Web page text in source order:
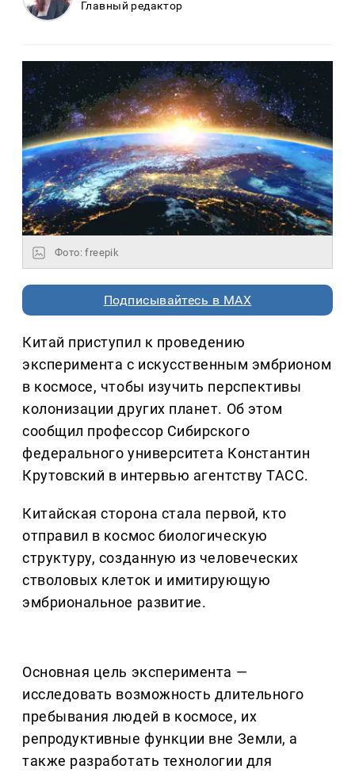
Главный редактор
Фото: freepik
Подписывайтесь в MAX
Китай приступил к проведению
эксперимента с искусственным эмбрионом
в космосе, чтобы изучить перспективы
колонизации других планет. Об этом
сообщил профессор Сибирского
федерального университета Константин
Крутовский в интервью агентству ТАСС.
Китайская сторона стала первой, кто
отправил в космос биологическую
структуру, созданную из человеческих
стволовых клеток и имитирующую
эмбриональное развитие.
Основная цель эксперимента —
исследовать возможность длительного
пребывания людей в космосе, их
репродуктивные функции вне Земли, а
также разработать технологии для